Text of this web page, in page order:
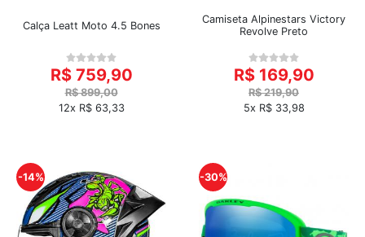
Calça Leatt Moto 4.5 Bones
R$ 759,90
R$ 899,00
12x R$ 63,33
Camiseta Alpinestars Victory
Revolve Preto
R$ 169,90
R$ 219,90
5x R$ 33,98
-14% -30%